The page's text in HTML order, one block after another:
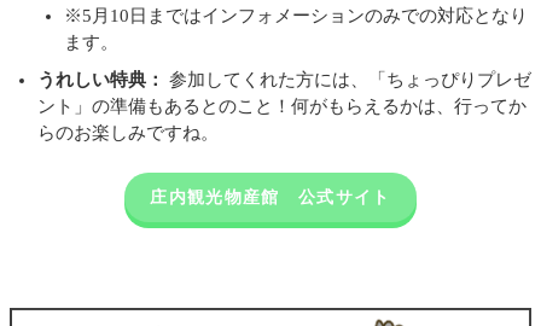
※5月10日まではインフォメーションのみでの対応となり
ます。
うれしい特典：
参加してくれた方には、「ちょっぴりプレゼ
ント」の準備もあるとのこと！何がもらえるかは、行ってか
らのお楽しみですね。
庄内観光物産館 公式サイト